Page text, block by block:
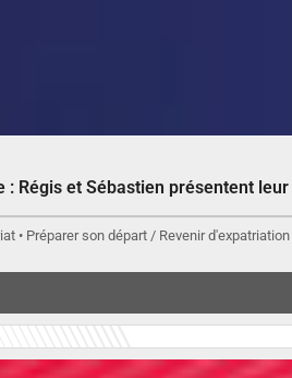
: Régis et Sébastien présentent
• Préparer son départ / Revenir d'expatriation